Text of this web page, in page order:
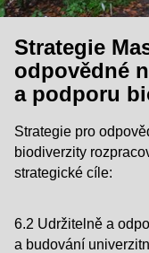
Strategie
odpovědné
a podporu
Strategie pro
biodiverzity
strategické cíle:
6.2 Udržitelně a
a budování